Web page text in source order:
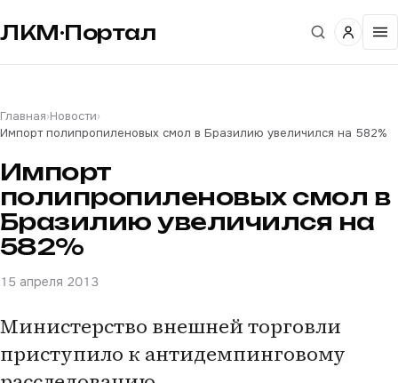
ЛКМ·Портал
Главная›Новости›
Импорт полипропиленовых смол в Бразилию увеличился на 582%
Импорт
полипропиленовых смол в
Бразилию увеличился на
582%
15 апреля 2013
Министерство внешней торговли
приступило к антидемпинговому